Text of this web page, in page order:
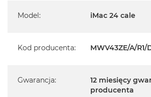
Istnieje możliwość przedłużenia
Szczegółowe informacje na ten
Model: iMac 24 cale
Kod producenta: MWV43ZE/A/R1/
Gwarancja:
12 miesięcy
producenta